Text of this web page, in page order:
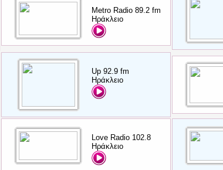
Metro Radio 89.2 fm
Ηράκλειο
Up 92.9 fm
Ηράκλειο
Love Radio 102.8
Ηράκλειο